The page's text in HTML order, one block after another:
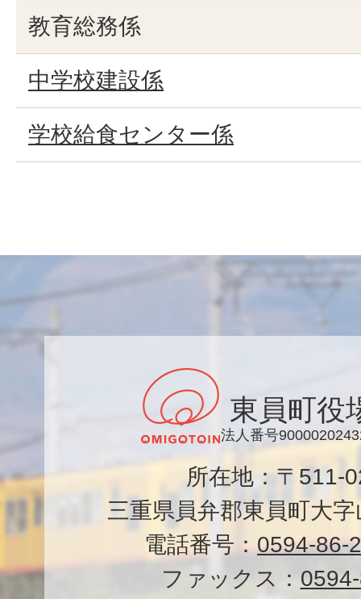
教育総務係
中学校建設係
学校給食センター係
東員町役
法人番号
所在地：〒
三重県員弁郡東員町大
電話番号： 0594-86-
ファックス：